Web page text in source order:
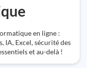
en ligne :
IA, Excel, sécurité des
et au-delà !